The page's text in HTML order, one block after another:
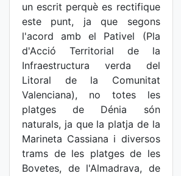
un escrit perquè es rectifique
este punt, ja que segons
l'acord amb el Pativel (Pla
d'Acció Territorial de la
Infraestructura verda del
Litoral de la Comunitat
Valenciana), no totes les
platges de Dénia són
naturals, ja que la platja de la
Marineta Cassiana i diversos
trams de les platges de les
Bovetes, de l'Almadrava, de